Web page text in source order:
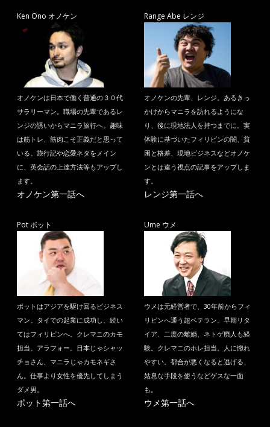
Ken Ono オノケン
オノケンは日本で働く普通の３０代
サラリーマン。職場の先輩であるレ
ンジの誘いからマニラ旅行へ。趣味
は筋トレ、筋肉こそ正義だと思って
いる。旅行記や恋愛ネタをメイン
に、英会話の上達方法等もアップし
ます。
オノケン第一話へ
Range Abe レンジ
オノケンの先輩、レンジ。あるきっ
かけからマニラを訪れるようにな
り、後に現地法人を持つまでに。実
体験に基づいたフィリピンの闇、貧
困と格差、現地ビジネスなどオノケ
ンとは違う視点の記事をアップしま
す。
レンジ第一話へ
Pot ポット
ポットはアジアを駆け回るビジネス
マン。タイでの起業に成功し、続い
てはフィリピンへ。クレマニのカモ
担当。アラフォー。日本じゃシャッ
チョさん、マニラじゃカモネギさ
ん。仕事より女性を優先してしまう
ダメ男。
ポット第一話へ
Ume ウメ
ウメは元経営者で、30年前からフィ
リピンへ通う超ベテラン。早期リタ
イア、二度の離婚、ネトゲ廃人も経
験。クレマニのホレ担当。人に惚れ
やすい。都合が悪くなると逃げる、
姑息な手段を使うなどゲスな一面
も。
ウメ第一話へ